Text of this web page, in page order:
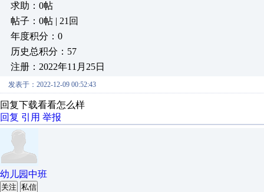
求助：0帖
帖子：0帖 | 21回
年度积分：0
历史总积分：57
注册：2022年11月25日
发表于：2022-12-09 00:52:43
回复下载看看怎么样
回复 引用 举报
幼儿园中班
关注 私信